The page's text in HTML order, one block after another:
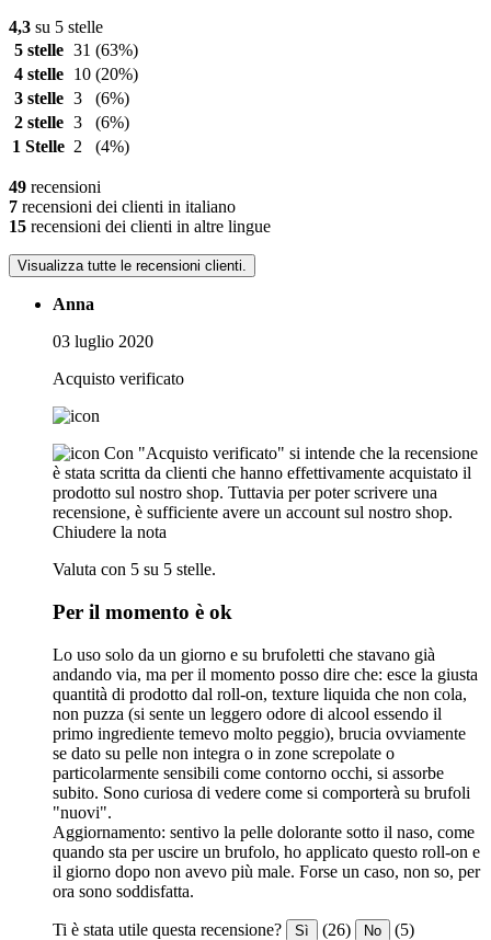
4,3 su 5 stelle
5 stelle 31 (63%)
4 stelle
10 (20%)
3 stelle 3
(6%)
2 stelle 3
(6%)
1 Stelle 2 (4%)
49 recensioni
7 recensioni dei clienti in italiano
15 recensioni dei clienti in altre lingue
Visualizza tutte le recensioni clienti.
Anna
03 luglio 2020
Acquisto verificato
Con "Acquisto verificato" si intende che la recensione
è stata scritta da clienti che hanno effettivamente acquistato il
prodotto sul nostro shop. Tuttavia per poter scrivere una
recensione, è sufficiente avere un account sul nostro shop.
Chiudere la nota
Valuta con 5 su 5 stelle.
Per il momento è ok
Lo uso solo da un giorno e su brufoletti che stavano già
andando via, ma per il momento posso dire che: esce la giusta
quantità di prodotto dal roll-on, texture liquida che non cola,
non puzza (si sente un leggero odore di alcool essendo il
primo ingrediente temevo molto peggio), brucia ovviamente
se dato su pelle non integra o in zone screpolate o
particolarmente sensibili come contorno occhi, si assorbe
subito. Sono curiosa di vedere come si comporterà su brufoli
"nuovi".
Aggiornamento: sentivo la pelle dolorante sotto il naso, come
quando sta per uscire un brufolo, ho applicato questo roll-on e
il giorno dopo non avevo più male. Forse un caso, non so, per
ora sono soddisfatta.
Ti è stata utile questa recensione? Sì (26) No (5)